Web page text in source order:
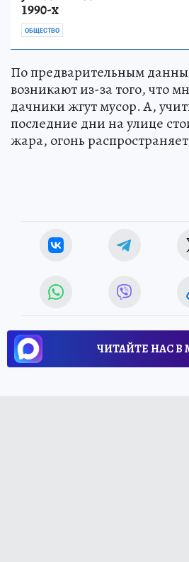
1990-х
ОБЩЕСТВО
По предварительным
возникают из-за того, что
дачники жгут мусор. А,
последние дни на улице
жара, огонь
ЧИТАЙТЕ НАС В